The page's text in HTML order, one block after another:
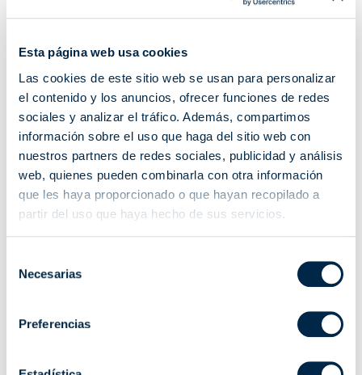
Esta página web usa cookies
Las cookies de este sitio web se usan para personalizar
el contenido y los anuncios, ofrecer funciones de redes
sociales y analizar el tráfico. Además, compartimos
información sobre el uso que haga del sitio web con
nuestros partners de redes sociales, publicidad y análisis
web, quienes pueden combinarla con otra información
que les haya proporcionado o que hayan recopilado a
partir del uso que haya hecho de sus servicios.
Necesarias
Preferencias
14 abr. 2023 | Motores para toldos
¿Cómo evitar los posibles problemas de los toldos